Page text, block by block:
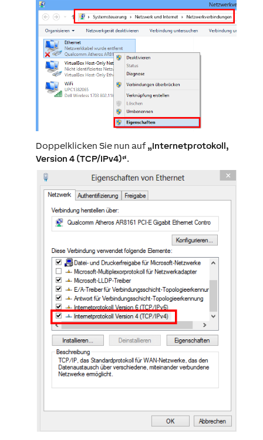
Doppelklicken Sie nun auf „Internetprotokoll,
Version 4 (TCP/IPv4)“.